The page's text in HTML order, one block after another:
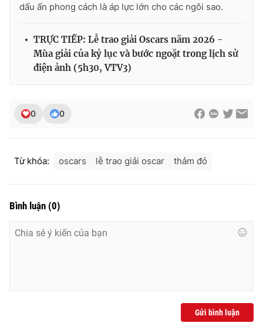
dấu ấn phong cách là áp lực lớn cho các ngôi sao.
TRỰC TIẾP: Lễ trao giải Oscars năm 2026 -
Mùa giải của kỷ lục và bước ngoặt trong lịch sử
điện ảnh (5h30, VTV3)
0 0
Từ khóa: oscars lễ trao giải oscar thảm đỏ
Bình luận (0)
Gửi bình luận